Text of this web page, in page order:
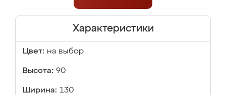
Характеристики
Цвет: на выбор
Высота: 90
Ширина: 130